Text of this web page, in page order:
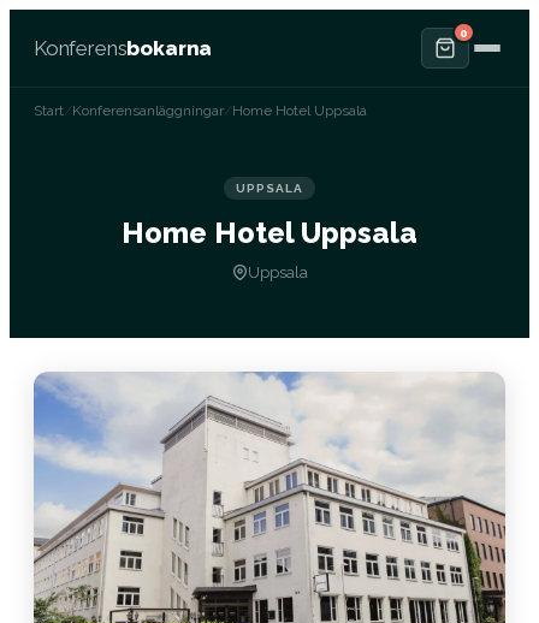
Konferensbokarna
0
Start Konferensanläggningar Home Hotel Uppsala
UPPSALA
Home Hotel Uppsala
Uppsala